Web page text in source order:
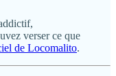
verser ce que
de Locomalito.